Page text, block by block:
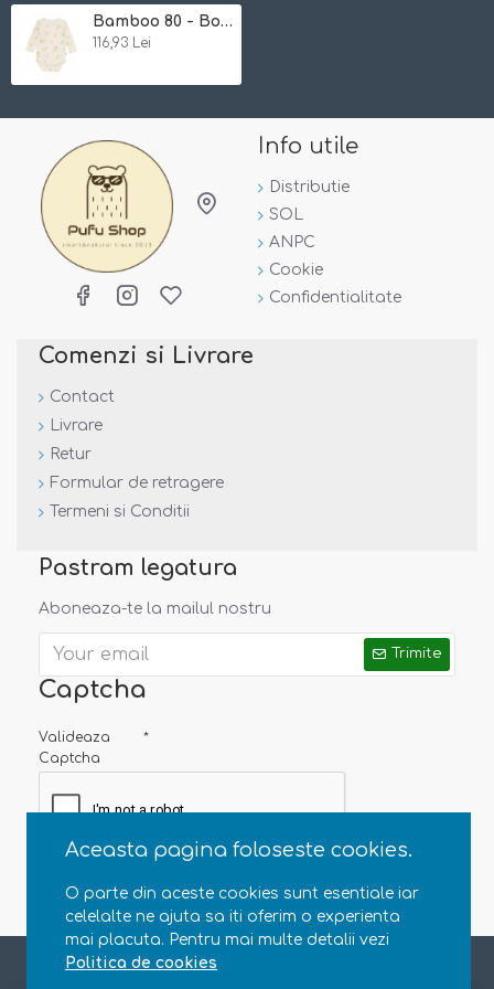
Aceasta pagina foloseste cookies.
O parte din aceste cookies sunt esentiale iar
celelalte ne ajuta sa iti oferim o experienta
mai placuta. Pentru mai multe detalii vezi
Politica de cookies
Bamboo 80 - Body fin din bambus
116,93 Lei
Info utile
Distributie
SOL
ANPC
Cookie
Confidentialitate
Comenzi si Livrare
Contact
Livrare
Retur
Formular de retragere
Termeni si Conditii
Pastram legatura
Aboneaza-te la mailul nostru
Trimite
Captcha
Valideaza
Captcha
Copyright © 2013 - 2020 Natural Parenting SRL. CUI RO35363696, J23/4607/2015. Toate drepturile rezervate